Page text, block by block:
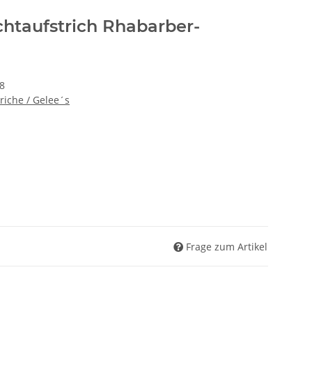
Rhabarber-
/ Gelee´s
Frage zum Artikel